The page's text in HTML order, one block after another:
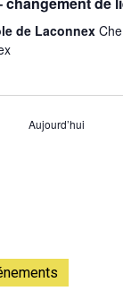
de Laconnex
Aujourd’hui